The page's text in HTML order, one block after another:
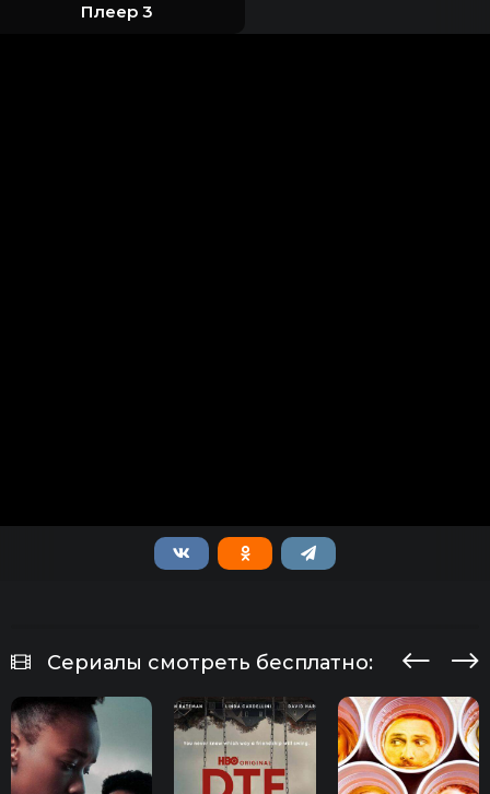
Плеер 3
Сериалы смотреть бесплатно: